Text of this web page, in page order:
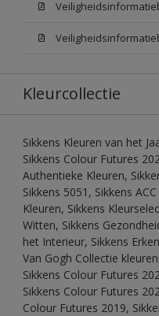
Kleurcollectie
Sikkens Kleuren van het
Sikkens Colour Futures
Authentieke Kleuren,
Sikkens 5051, Sikkens
Kleuren, Sikkens
Witten, Sikkens
het Interieur, Sikkens
Van Gogh Collectie
Sikkens Colour Futures
Sikkens Colour Futures
Colour Futures 2019,